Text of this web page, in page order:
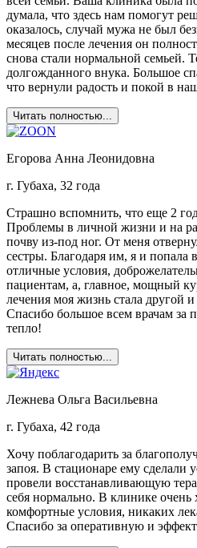
думала, что здесь нам помогут
оказалось, случай мужа не был
месяцев после лечения он
снова стали нормальной семьей.
долгожданного внука. Большое
что вернули радость и покой в
Читать полностью...
Егорова Анна Леонидовна
г. Губаха, 32 года
Страшно вспомнить, что еще 2
Проблемы в личной жизни и на
почву из-под ног. От меня
сестры. Благодаря им, я и попала
отличные условия,
пациентам, а, главное, мощный
лечения моя жизнь стала другой
Спасибо большое всем врачам за
тепло!
Читать полностью...
Лежнева Ольга Васильевна
г. Губаха, 42 года
Хочу поблагодарить за
запоя. В стационаре ему сделали
провели восстанавливающую
себя нормально. В клинике очень
комфортные условия, никаких
Спасибо за оперативную и